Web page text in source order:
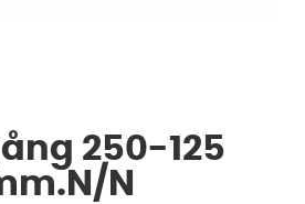
250-125
N